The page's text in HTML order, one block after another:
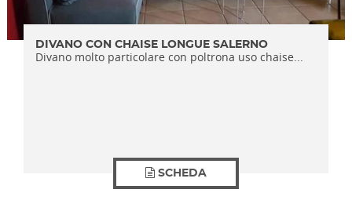
DIVANO CON CHAISE LONGUE SALERNO
Divano molto particolare con poltrona uso chaise...
SCHEDA